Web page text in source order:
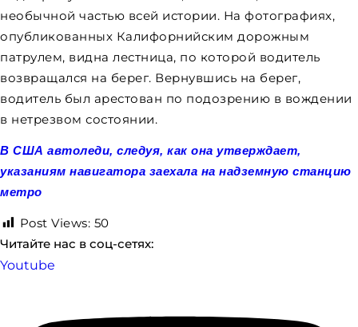
необычной частью всей истории. На фотографиях,
опубликованных Калифорнийским дорожным
патрулем, видна лестница, по которой водитель
возвращался на берег. Вернувшись на берег,
водитель был арестован по подозрению в вождении
в нетрезвом состоянии.
В США автоледи, следуя, как она утверждает,
указаниям навигатора заехала на надземную станцию
метро
Post Views: 50
Читайте нас в соц-сетях:
Youtube